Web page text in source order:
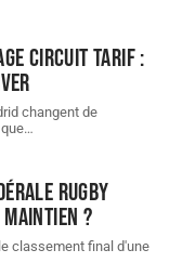
circuit tarif :
changent de
…
Rugby
?
classement final d'une